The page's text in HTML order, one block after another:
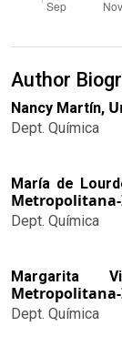
Author
Nancy Martín,
Dept. Química
María de
Dept. Química
Margarita
Dept. Química